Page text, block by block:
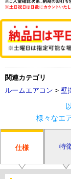
関連カテゴリ
ルームエアコン > 壁
様々なエ
仕様 特